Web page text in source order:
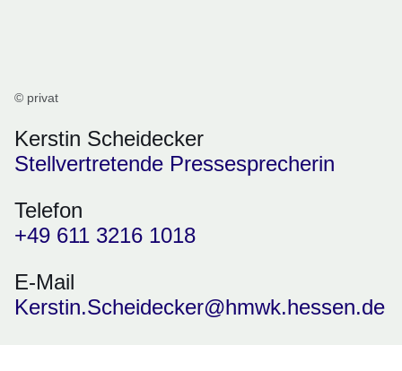
© privat
Kerstin Scheidecker
Stellvertretende Pressesprecherin
Telefon
+49 611 3216 1018
E-Mail
Kerstin.Scheidecker@hmwk.hessen.de